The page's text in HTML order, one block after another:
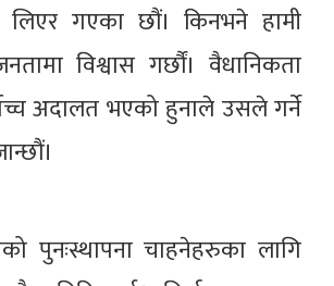
लिएर गएका छौं। किनभने हामी
विश्वास गर्छौं। वैधानिकता
अदालत भएको हुनाले उसले गर्ने
पुनःस्थापना चाहनेहरुका लागि